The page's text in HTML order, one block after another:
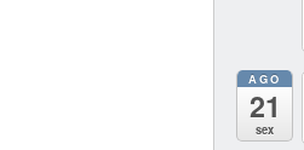
AGO
21
sex